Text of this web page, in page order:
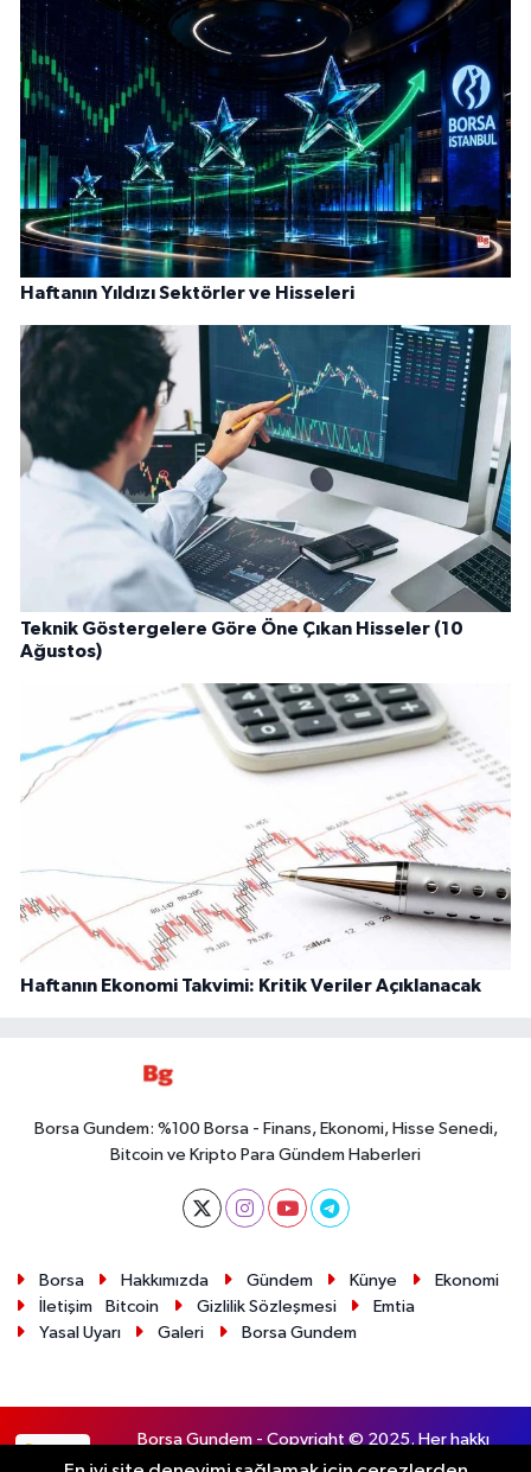
Haftanın Yıldızı Sektörler ve Hisseleri
Teknik Göstergelere Göre Öne Çıkan Hisseler (10
Ağustos)
Haftanın Ekonomi Takvimi: Kritik Veriler Açıklanacak
Borsa Gundem: %100 Borsa - Finans, Ekonomi, Hisse Senedi,
Bitcoin ve Kripto Para Gündem Haberleri
Borsa Hakkımızda Gündem Künye
Ekonomi
İletişim
Bitcoin Gizlilik Sözleşmesi
Emtia
Yasal Uyarı
Galeri Borsa Gundem
Borsa Gundem - Copyright © 2025. Her hakkı
saklıdır.